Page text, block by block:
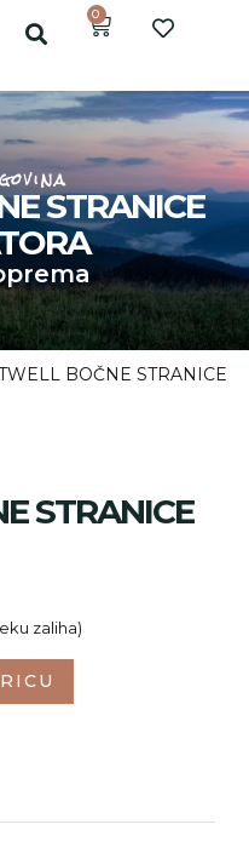
0
STRANICE
BOČNE STRANICE
STRANICE
zaliha)